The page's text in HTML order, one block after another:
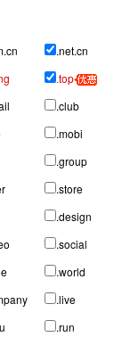
.net.cn
.top
.club
.mobi
.group
.store
.design
.social
.world
.live
.run